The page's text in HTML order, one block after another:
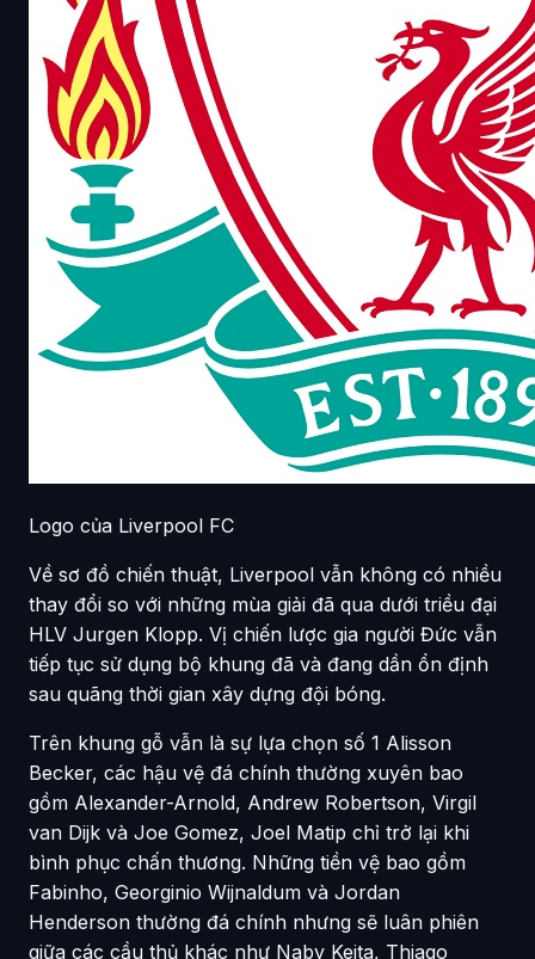
Logo của Liverpool FC
Về sơ đồ chiến thuật, Liverpool vẫn không có nhiều
thay đổi so với những mùa giải đã qua dưới triều đại
HLV Jurgen Klopp. Vị chiến lược gia người Đức vẫn
tiếp tục sử dụng bộ khung đã và đang dần ổn định
sau quãng thời gian xây dựng đội bóng.
Trên khung gỗ vẫn là sự lựa chọn số 1 Alisson
Becker, các hậu vệ đá chính thường xuyên bao
gồm Alexander-Arnold, Andrew Robertson, Virgil
van Dijk và Joe Gomez, Joel Matip chỉ trở lại khi
bình phục chấn thương. Những tiền vệ bao gồm
Fabinho, Georginio Wijnaldum và Jordan
Henderson thường đá chính nhưng sẽ luân phiên
giữa các cầu thủ khác như Naby Keita, Thiago